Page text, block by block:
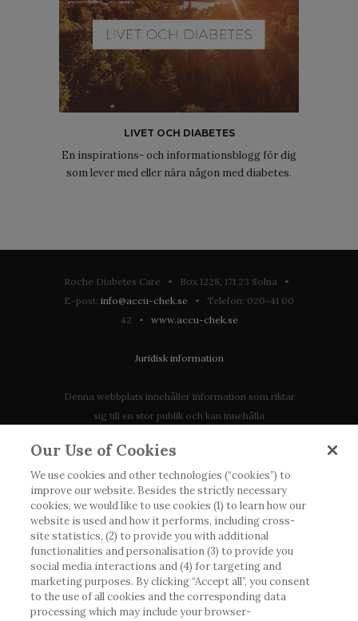
LIVET OCH DIABETES
En inspirations- och informationsblogg för dig
som lever med eller nära någon med diabetes.
Roche Diabetes Care • Box 1228, 171 23 Solna •
E-post: info@accu-chek.se • Telefon: 020-41 00
42 • www.accu-chek.se
Juridisk information
Denna webbplats innehåller information som riktar
sig till en stor publik och kan innehålla
tillgänglig eller giltig i ditt land. Vänligen observera
att vi inte tar något ansvar för information som
eventuellt inte uppfyller någon gällande rättslig
process, förordning, registrering eller användning i
landet där du bor.
Roche har inte alltid möjlighet att kvalitetssäkra
andras inlägg, men kommer att ta bort vilseledande
eller olämpliga inlägg i möjligaste mån. Vi har inget
Our Use of Cookies
We use cookies and other technologies (“cookies”) to
improve our website. Besides the strictly necessary
cookies, we would like to use cookies (1) to learn how our
website is used and how it performs, including cross-
site statistics, (2) to provide you with additional
functionalities and personalisation (3) to provide you
social media interactions and (4) for targeting and
marketing purposes. By clicking “Accept all”, you consent
to the use of all cookies and the corresponding data
processing which may include your browser-